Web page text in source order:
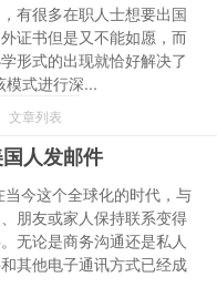
有很多在职人士想要出国
证书但是又不能如愿，而
形式的出现就恰好解决了
模式进行深...
文章列表
人发邮件
当今这个全球化的时代，与
朋友或家人保持联系变得
无论是商务沟通还是私人
其他电子通讯方式已经成